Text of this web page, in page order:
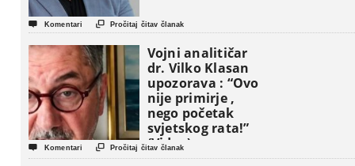
 Komentari  Pročitaj čitav članak
Vojni analitičar
dr. Vilko Klasan
upozorava : “Ovo
nije primirje ,
nego početak
svjetskog rata!”
(Video)
 Komentari  Pročitaj čitav članak